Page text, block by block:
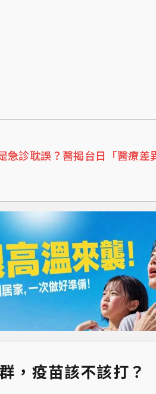
急診耽誤？醫揭台日「醫療
，疫苗該不該打？